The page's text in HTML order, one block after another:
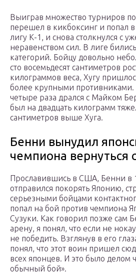
Выиграв множество турниров по
перешел в кикбоксинг и попал
лигу К-1, и снова столкнулся с
неравенством сил. В лиге
категорий. Бойцу довольно
сто восемьдесят сантиметров
килограммов веса, Хугу
более крупными
четыре раза дрался с Майком
был на двадцать килограмм
сантиметров выше Хуга.
Бенни вынудил
чемпиона вернуться
Прославившись в США, Бенни в
отправился покорять Японию,
серьезными бойцами
попал на бой против чемпиона
Сузуки. Как говорил позже сам
арену, я понял, что если не
не победить. Взглянув в его
понял, что этот воин пришел
всех японцев. И это было делом
обычный бой».